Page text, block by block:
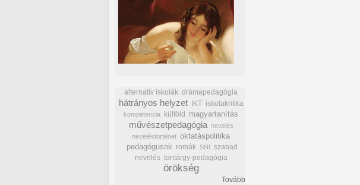
alternatív iskolák drámapedagógia
hátrányos helyzet IKT iskolakritika
kompetencia külföld magyartanítás
művészetpedagógia
nevelés
neveléstörténet oktatáspolitika
pedagógusok romák SNI szabad
nevelés tantárgy-pedagógia
örökség
Tovább